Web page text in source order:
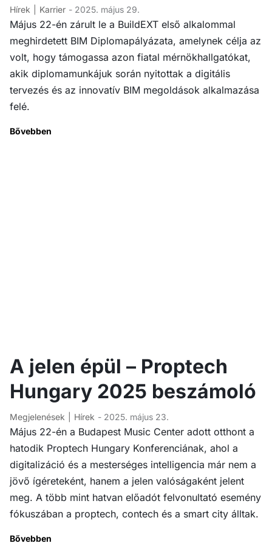
Hírek Karrier - 2025. május 29.
Május 22-én zárult le a BuildEXT első alkalommal
meghirdetett BIM Diplomapályázata, amelynek célja az
volt, hogy támogassa azon fiatal mérnökhallgatókat,
akik diplomamunkájuk során nyitottak a digitális
tervezés és az innovatív BIM megoldások alkalmazása
felé.
Bővebben
A jelen épül – Proptech
Hungary 2025 beszámoló
Megjelenések Hírek - 2025. május 23.
Május 22-én a Budapest Music Center adott otthont a
hatodik Proptech Hungary Konferenciának, ahol a
digitalizáció és a mesterséges intelligencia már nem a
jövő ígéreteként, hanem a jelen valóságaként jelent
meg. A több mint hatvan előadót felvonultató esemény
fókuszában a proptech, contech és a smart city álltak.
Bővebben